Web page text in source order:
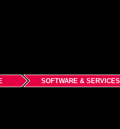
SOFTWARE & SERVICES